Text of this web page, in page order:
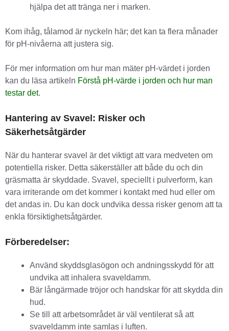
hjälpa det att tränga ner i marken.
Kom ihåg, tålamod är nyckeln här; det kan ta flera månader
för pH-nivåerna att justera sig.
För mer information om hur man mäter pH-värdet i jorden
kan du läsa artikeln Förstå pH-värde i jorden och hur man
testar det.
Hantering av Svavel: Risker och
Säkerhetsåtgärder
När du hanterar svavel är det viktigt att vara medveten om
potentiella risker. Detta säkerställer att både du och din
gräsmatta är skyddade. Svavel, speciellt i pulverform, kan
vara irriterande om det kommer i kontakt med hud eller om
det andas in. Du kan dock undvika dessa risker genom att ta
enkla försiktighetsåtgärder.
Förberedelser:
Använd skyddsglasögon och andningsskydd för att
undvika att inhalera svaveldamm.
Bär långärmade tröjor och handskar för att skydda din
hud.
Se till att arbetsområdet är väl ventilerat så att
svaveldamm inte samlas i luften.